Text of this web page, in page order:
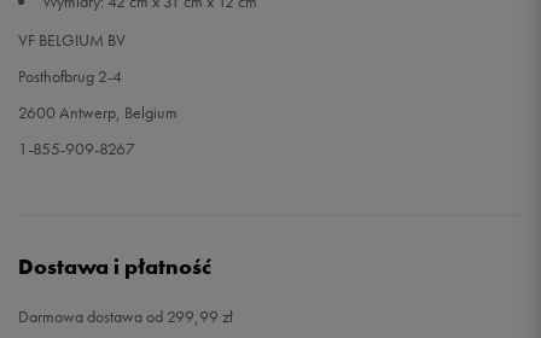
VF BELGIUM BV
Posthofbrug 2-4
2600 Antwerp, Belgium
1-855-909-8267
Dostawa i płatność
Darmowa dostawa od 299,99 zł